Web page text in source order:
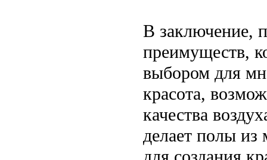
В заключение,
преимуществ,
выбором для
красота,
качества
делает полы из